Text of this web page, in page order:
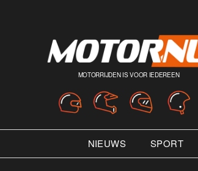
MOTORRIJDEN IS VOOR IEDEREEN
NIEUWS SPORT